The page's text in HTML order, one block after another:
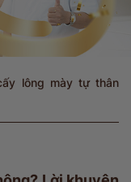
lông mày tự thân